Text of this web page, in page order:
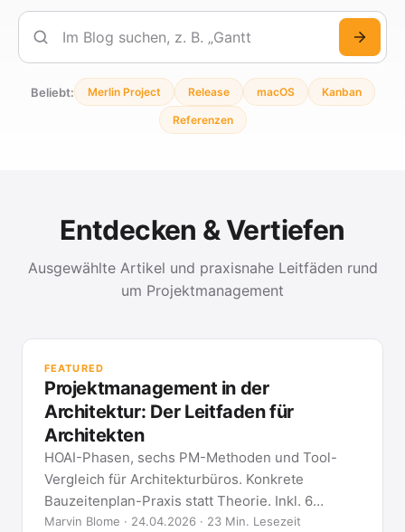
Suchen
Beliebt: Merlin Project Release macOS Kanban
Referenzen
Entdecken & Vertiefen
Ausgewählte Artikel und praxisnahe Leitfäden rund
um Projektmanagement
FEATURED
Projektmanagement in der
Architektur: Der Leitfaden für
Architekten
HOAI-Phasen, sechs PM-Methoden und Tool-
Vergleich für Architekturbüros. Konkrete
Bauzeitenplan-Praxis statt Theorie. Inkl. 6
Architekten-FAQ.
Marvin Blome · 24.04.2026 · 23 Min. Lesezeit